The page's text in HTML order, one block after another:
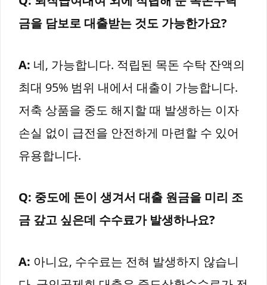
금을 담보로 대출받는 것도 가능한가요?
A: 네, 가능합니다. 적립된 목돈 수탁 잔액의
최대 95% 범위 내에서 대출이 가능합니다.
저축 상품을 중도 해지할 때 발생하는 이자
손실 없이 급전을 안전하게 마련할 수 있어
유용합니다.
Q: 중도에 돈이 생겨서 대출 원금을 미리 조
금 갚고 싶은데 수수료가 발생하나요?
A: 아니요, 수수료는 전혀 발생하지 않습니